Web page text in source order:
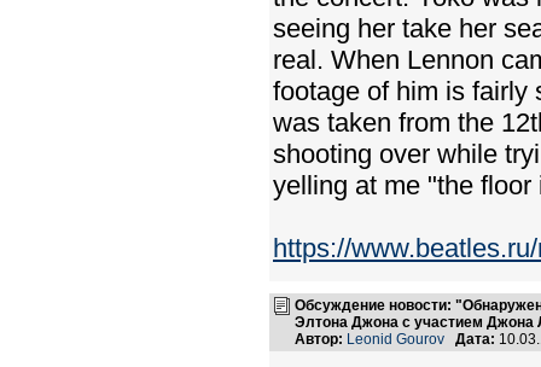
seeing her take her
real. When Lennon
footage of him is fairly
was taken from the
shooting over while
yelling at me "the
https://
Обсуждение новости:
Элтона Джона с участием Джона
Автор: Leonid Gourov Дата: